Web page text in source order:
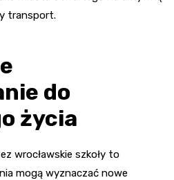
transport.
do
życia
wrocławskie szkoły to
mogą wyznaczać nowe